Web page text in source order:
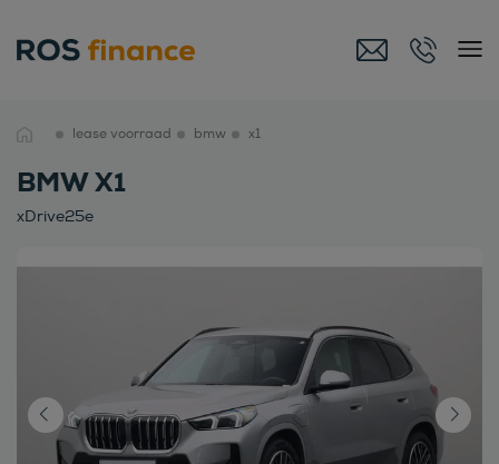
lease voorraad bmw x1
BMW X1
xDrive25e